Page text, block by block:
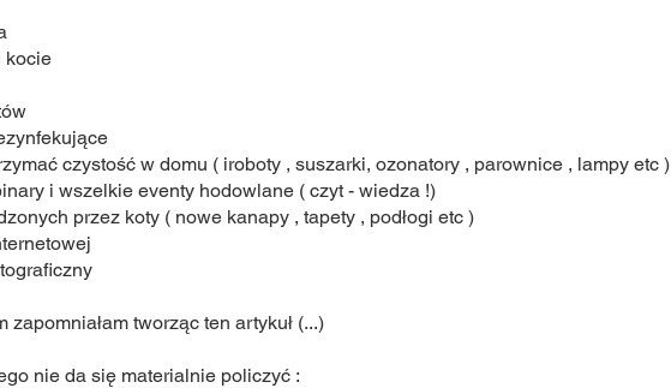
kocie
czystość w domu ( iroboty , suszarki, ozonatory , parownice , lampy etc )
i wszelkie eventy hodowlane ( czyt - wiedza !)
przez koty ( nowe kanapy , tapety , podłogi etc )
zapomniałam tworząc ten artykuł (...)
nie da się materialnie policzyć :